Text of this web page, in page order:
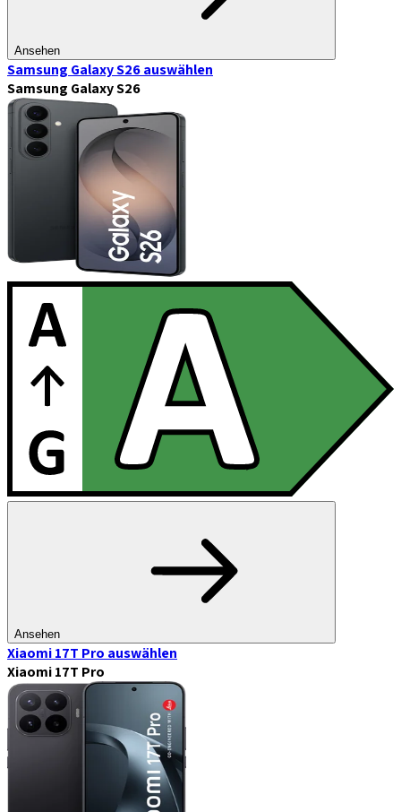
Ansehen
Samsung Galaxy S26auswählen
Samsung Galaxy S26
Ansehen
Xiaomi 17T Pro auswählen
Xiaomi 17T Pro